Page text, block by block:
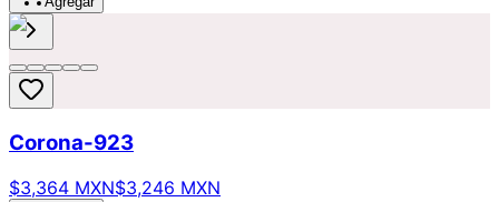
Corona-923
$3,364 MXN$3,246 MXN